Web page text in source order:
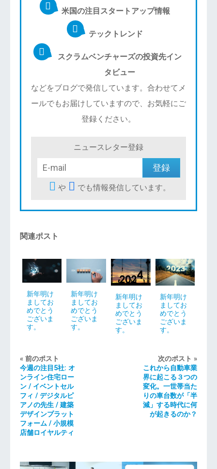
米国の注目スタートアップ情報
テックトレンド
スクラムベンチャーズの投資先イン
タビュー
などをブログで発信しています。合わせてメ
ールでもお届けしていますので、お気軽にご
登録ください。
ニュースレター登録
や でも情報発信しています。
関連ポスト
新年明け
ましてお
めでとう
ございま
す。
新年明け
ましてお
めでとう
ございま
す。
新年明け
ましてお
めでとう
ございま
す。
新年明け
ましてお
めでとう
ございま
す。
« 前のポスト
今週の注目5社: オ
ンライン住宅ロー
ン / イベントセル
フィ / デジタルピ
アノの先生 / 建築
デザインプラット
フォーム / 小規模
店舗ロイヤルティ
次のポスト »
これから自動車業
界に起こる３つの
変化。一世帯当た
りの車台数が「半
減」する時代に何
が起きるのか？